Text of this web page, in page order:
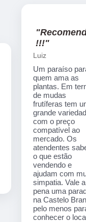
!!!"
Luiz
Um paraíso
quem ama as
plantas. Em
de mudas
frutíferas tem
grande
com o preço
compatível ao
mercado. Os
atendentes
o que estão
vendendo e
ajudam com
simpatia. Vale a
pena uma
na Castelo
pelo menos
conhecer o